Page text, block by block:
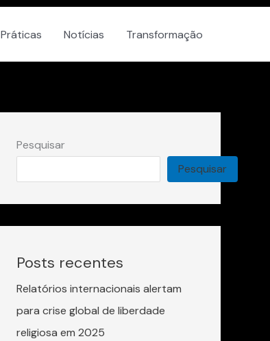
Práticas Notícias Transformação
Pesquisar
Pesquisar
Posts recentes
Relatórios internacionais alertam
para crise global de liberdade
religiosa em 2025